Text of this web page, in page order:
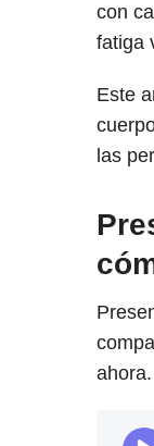
con
fatiga
Este
las
ahora.